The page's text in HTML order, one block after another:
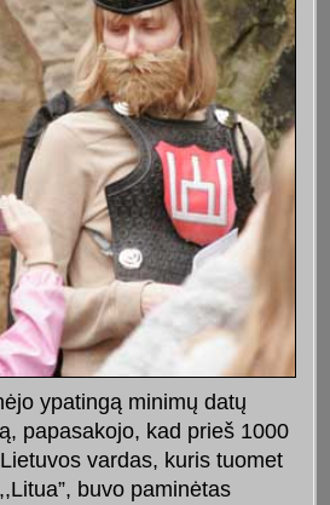
ypatingą minimų datų
papasakojo, kad prieš 1000
vardas, kuris tuomet
buvo paminėtas